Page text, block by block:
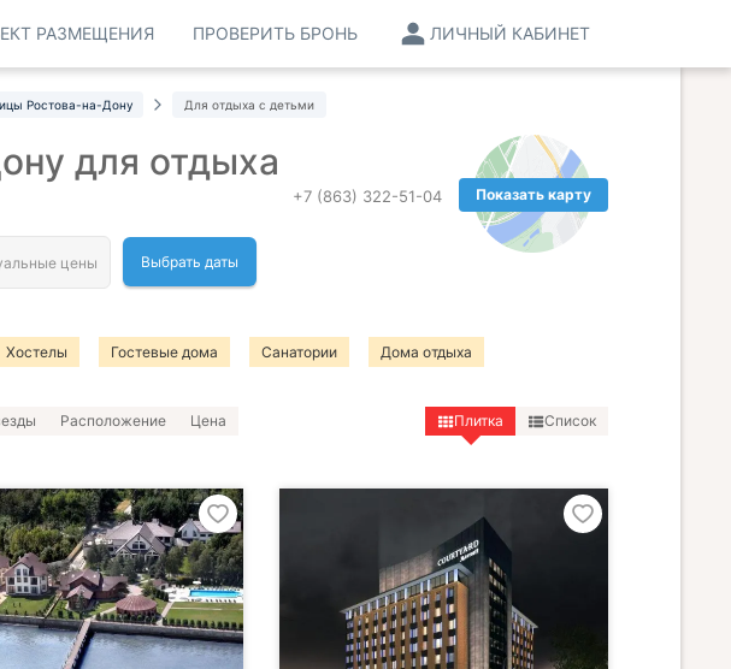
ЛИЧНЫЙ КАБИНЕТ
ПРОВЕРИТЬ БРОНЬ
РАЗМЕЩЕНИЯ
Ростова-на-Дону Для отдыха с детьми
Показать карту
+7 (863) 322-51-04
для отдыха
Выбрать даты
Хостелы Гостевые дома Санатории Дома отдыха
Расположение Цена Плитка Список